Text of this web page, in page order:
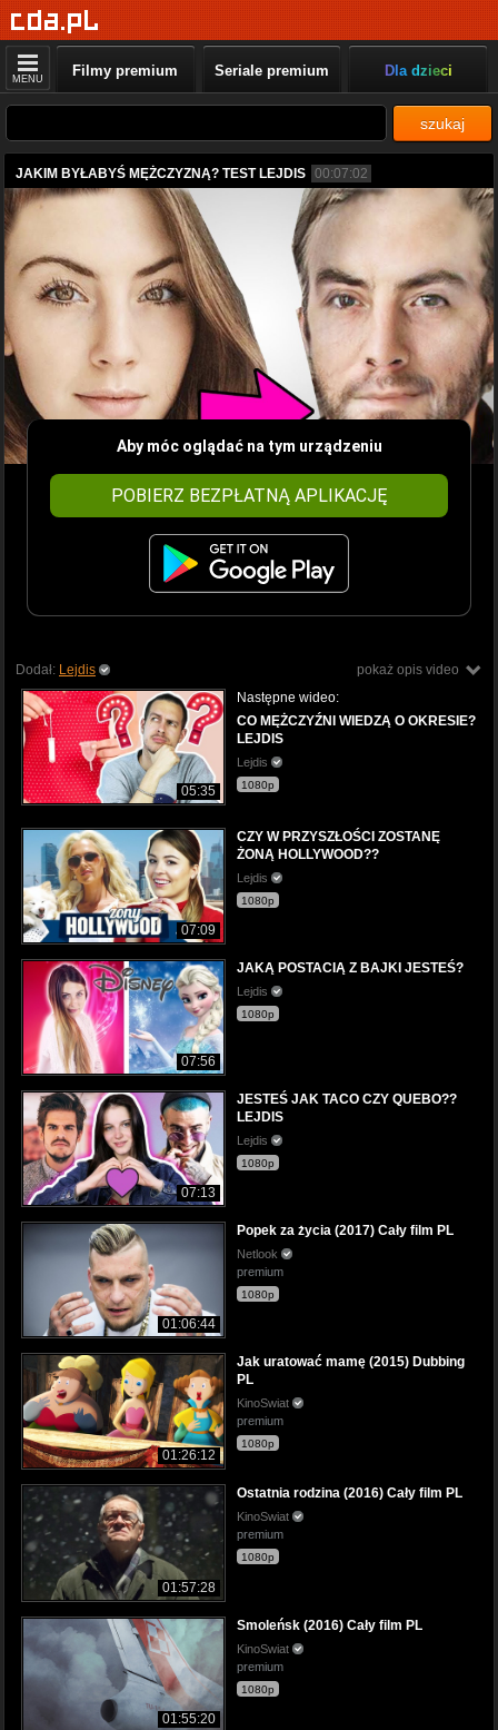
MENU Filmy premium Seriale premium Dla dzieci
szukaj
JAKIM BYŁABYŚ MĘŻCZYZNĄ? TEST LEJDIS 00:07:02
Aby móc oglądać na tym urządzeniu
POBIERZ BEZPŁATNĄ APLIKACJĘ
pokaż opis video
Dodał: Lejdis
05:35
Następne wideo:
CO MĘŻCZYŹNI WIEDZĄ O OKRESIE?
LEJDIS
Lejdis
1080p
07:09
CZY W PRZYSZŁOŚCI ZOSTANĘ
ŻONĄ HOLLYWOOD??
Lejdis
1080p
07:56
JAKĄ POSTACIĄ Z BAJKI JESTEŚ?
Lejdis
1080p
07:13
JESTEŚ JAK TACO CZY QUEBO??
LEJDIS
Lejdis
1080p
01:06:44
Popek za życia (2017) Cały film PL
Netlook
premium
1080p
01:26:12
Jak uratować mamę (2015) Dubbing
PL
KinoSwiat
premium
1080p
01:57:28
Ostatnia rodzina (2016) Cały film PL
KinoSwiat
premium
1080p
01:55:20
Smoleńsk (2016) Cały film PL
KinoSwiat
premium
1080p